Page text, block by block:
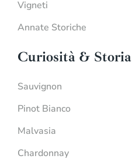
Vigneti
Annate Storiche
Curiosità & Storia
Sauvignon
Pinot Bianco
Malvasia
Chardonnay